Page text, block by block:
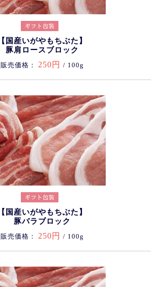
【国産いがやもちぶた】
豚肩ロースブロック
販売価格： 250円 / 100g
【国産いがやもちぶた】
豚バラブロック
販売価格： 250円 / 100g